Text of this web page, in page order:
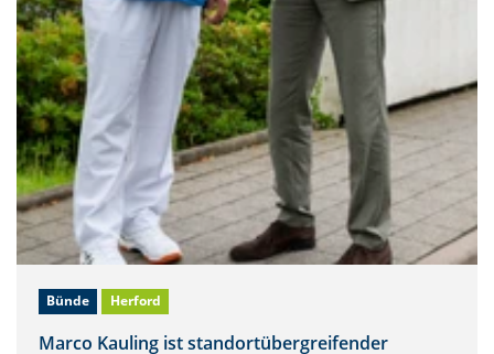
Bünde Herford
Marco Kauling ist standortübergreifender